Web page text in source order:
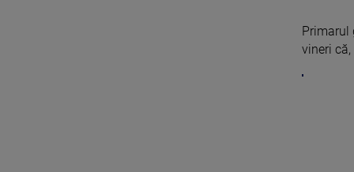
Primarul
vineri